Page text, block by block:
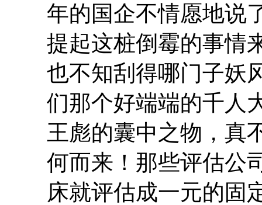
年的国企不情愿地说
提起这桩倒霉的事情
也不知刮得哪门子妖
们那个好端端的千人
王彪的囊中之物，真
何而来！那些评估公
床就评估成一元的固